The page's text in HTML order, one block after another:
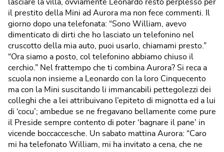
lasciare la villa, ovviamente Leonardo restò perplesso per
il prestito della Mini ad Aurora ma non fece commenti. Il
giorno dopo una telefonata: “Sono William, avevo
dimenticato di dirti che ho lasciato un telefonino nel
cruscotto della mia auto, puoi usarlo, chiamami presto.”
“Ora siamo a posto, col telefonino abbiamo chiuso il
cerchio.” Nel frattempo che ti combina Aurora? Si reca a
scuola non insieme a Leonardo con la loro Cinquecento
ma con la Mini suscitando li immancabili pettegolezzi dei
colleghi che a lei attribuivano l’epiteto di mignotta ed a lui
di ‘cocu’; ambedue se ne fregavano bellamente come pure
il Preside sempre contento di poter ‘bagnare il pane’ in
vicende boccaccesche. Un sabato mattina Aurora: “Caro
mi ha telefonato William, mi ha invitato a cena, che ne